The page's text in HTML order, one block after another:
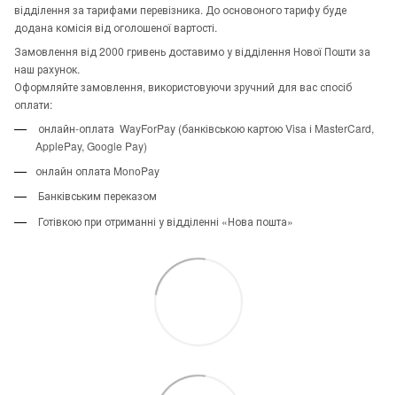
відділення за тарифами перевізника. До основоного тарифу буде
додана комісія від оголошеної вартості.
Замовлення від 2000 гривень доставимо у відділення Нової Пошти за
наш рахунок.
Оформляйте замовлення, використовуючи зручний для вас спосіб
оплати:
онлайн-оплата WayForPay (банківською картою Visa і MasterCard,
ApplePay, Google Pay)
онлайн оплата MonoPay
Банківським переказом
Готівкою при отриманні у відділенні «Нова пошта»